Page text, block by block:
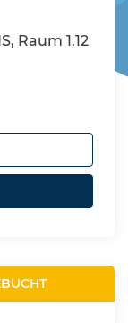
Raum 1.12